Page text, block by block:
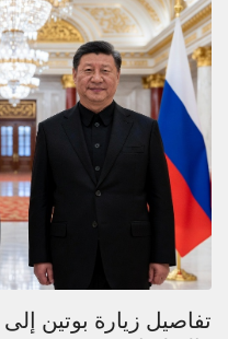
تفاصيل زيارة بوتين